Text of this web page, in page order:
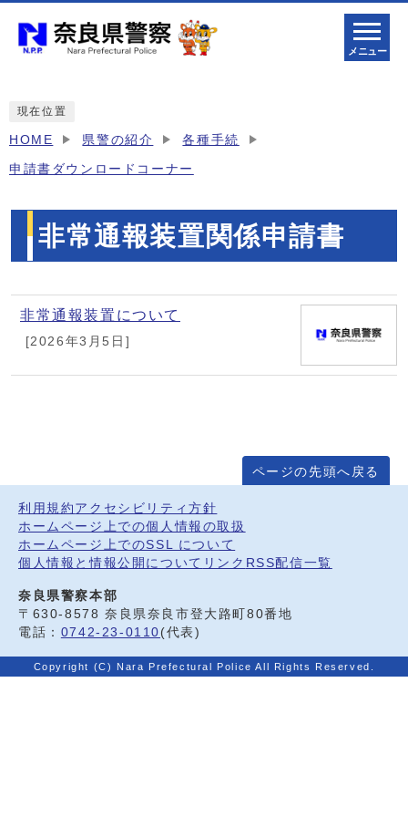
メニュー
現在位置
HOME 県警の紹介 各種手続
申請書ダウンロードコーナー
非常通報装置関係申請書
メインメニュー
非常通報装置について
[2026年3月5日]
ページの先頭へ戻る
利用規約 アクセシビリティ方針
ホームページ上での個人情報の取扱
ホームページ上でのSSL について
個人情報と情報公開について リンク RSS配信一覧
奈良県警察本部
〒630-8578 奈良県奈良市登大路町80番地
電話： 0742-23-0110 (代表)
Copyright (C) Nara Prefectural Police All Rights Reserved.